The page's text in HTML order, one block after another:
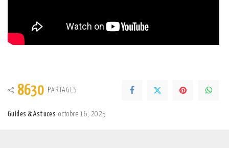
8630 PARTAGES
Guides & Astuces octobre 16, 2025